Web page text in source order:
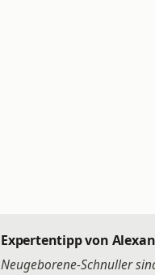
Expertentipp von
Neugeborene-Schnuller